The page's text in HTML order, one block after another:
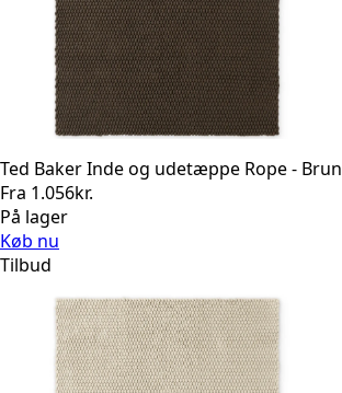
Ted Baker Inde og udetæppe Rope - Brun
Fra 1.056kr.
På lager
Køb nu
Tilbud